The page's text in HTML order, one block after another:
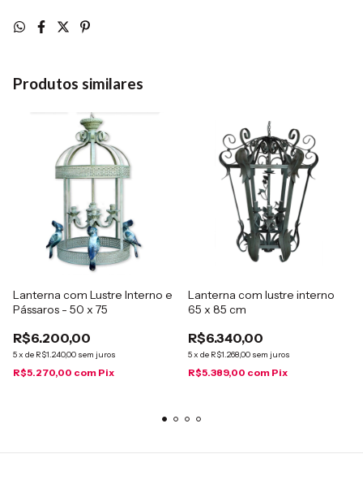
Produtos similares
Lanterna com Lustre Interno e
Pássaros - 50 x 75
R$6.200,00
5x de R$1.240,00 sem juros
R$5.270,00 com Pix
Lanterna com lustre interno
65 x 85 cm
R$6.340,00
5x de R$1.268,00 sem juros
R$5.389,00 com Pix